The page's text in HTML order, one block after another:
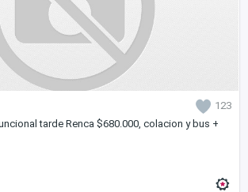
123
tarde Renca $680.000, colacion y bus +